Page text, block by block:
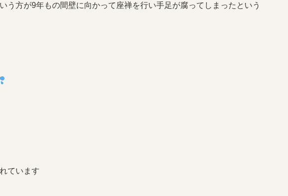
う方が9年もの間壁に向かって座禅を行い手足が腐ってしまったという
ています